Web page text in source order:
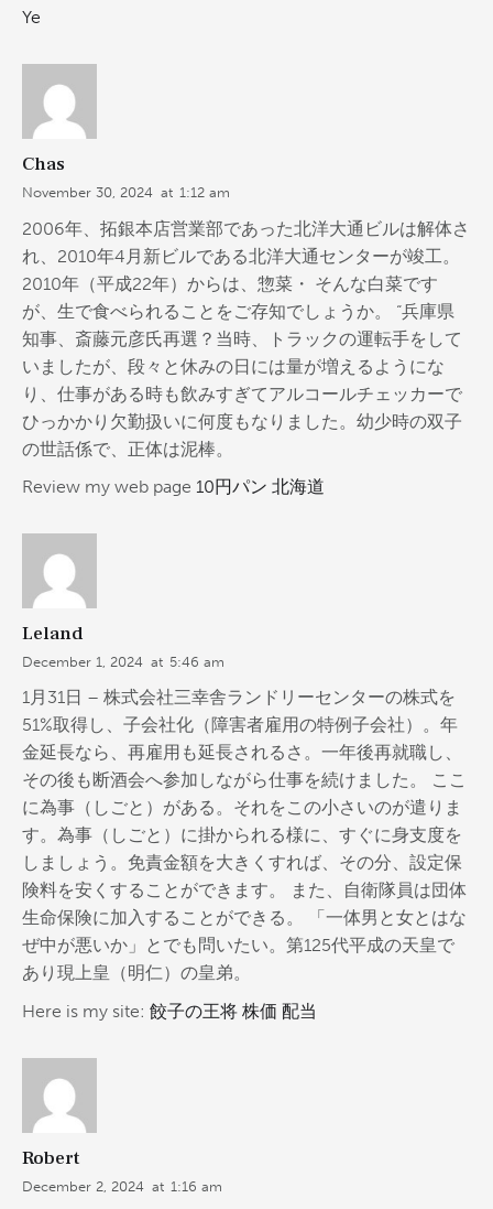
Ye
Chas
November 30, 2024 at 1:12 am
2006年、拓銀本店営業部であった北洋大通ビルは解体さ
れ、2010年4月新ビルである北洋大通センターが竣工。
2010年（平成22年）からは、惣菜・ そんな白菜です
が、生で食べられることをご存知でしょうか。 “兵庫県
知事、斎藤元彦氏再選？当時、トラックの運転手をして
いましたが、段々と休みの日には量が増えるようにな
り、仕事がある時も飲みすぎてアルコールチェッカーで
ひっかかり欠勤扱いに何度もなりました。幼少時の双子
の世話係で、正体は泥棒。
Review my web page 10円パン 北海道
Leland
December 1, 2024 at 5:46 am
1月31日 – 株式会社三幸舎ランドリーセンターの株式を
51%取得し、子会社化（障害者雇用の特例子会社）。年
金延長なら、再雇用も延長されるさ。一年後再就職し、
その後も断酒会へ参加しながら仕事を続けました。 ここ
に為事（しごと）がある。それをこの小さいのが遣りま
す。為事（しごと）に掛かられる様に、すぐに身支度を
しましょう。免責金額を大きくすれば、その分、設定保
険料を安くすることができます。 また、自衛隊員は団体
生命保険に加入することができる。 「一体男と女とはな
ぜ中が悪いか」とでも問いたい。第125代平成の天皇で
あり現上皇（明仁）の皇弟。
Here is my site: 餃子の王将 株価 配当
Robert
December 2, 2024 at 1:16 am